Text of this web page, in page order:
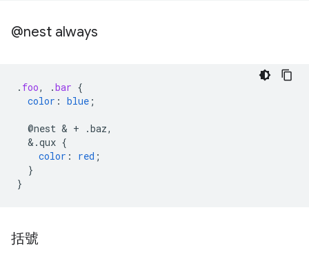
@nest always
. foo, .bar {
color : blue ;
@nest & +
.baz,
& .qux {
color : red ;
}
}
括號